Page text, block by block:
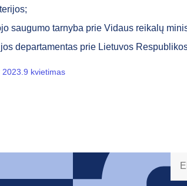
saugumo tarnyba prie Vidaus reikalų
departamentas prie Lietuvos
2023.9 kvietimas